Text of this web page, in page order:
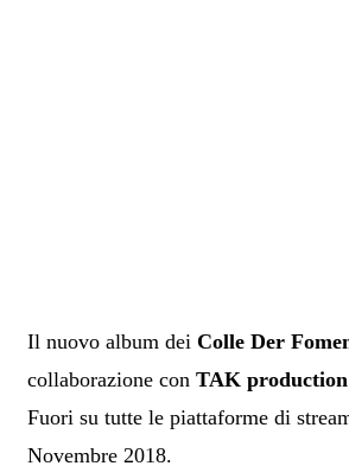
Il nuovo album deiColle Der
collaborazione conTAK production
Fuori su tutte le piattaforme di
Novembre 2018.